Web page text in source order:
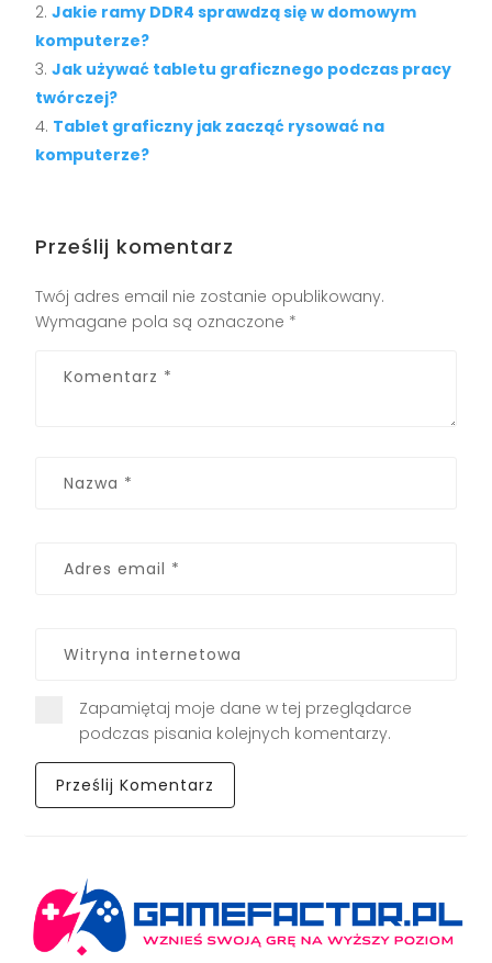
Jakie ramy DDR4 sprawdzą się w domowym
komputerze?
Jak używać tabletu graficznego podczas pracy
twórczej?
Tablet graficzny jak zacząć rysować na
komputerze?
Prześlij komentarz
Twój adres email nie zostanie opublikowany.
Wymagane pola są oznaczone *
Zapamiętaj moje dane w tej przeglądarce
podczas pisania kolejnych komentarzy.